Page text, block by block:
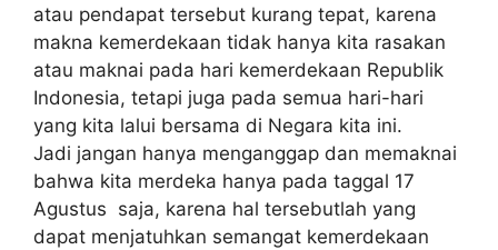
atau pendapat tersebut kurang tepat, karena
makna kemerdekaan tidak hanya kita rasakan
atau maknai pada hari kemerdekaan Republik
Indonesia, tetapi juga pada semua hari-hari
yang kita lalui bersama di Negara kita ini.
Jadi jangan hanya menganggap dan memaknai
bahwa kita merdeka hanya pada taggal 17
Agustus saja, karena hal tersebutlah yang
dapat menjatuhkan semangat kemerdekaan